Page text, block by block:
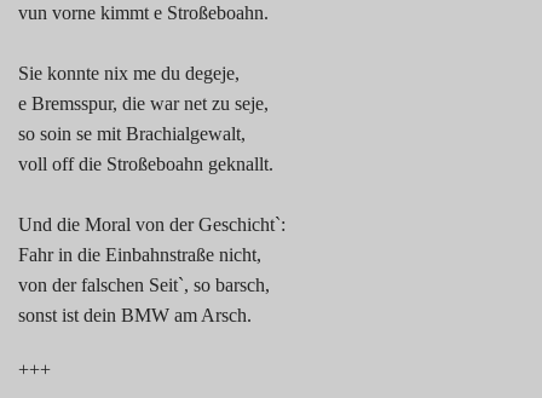
vun vorne kimmt e Stroßeboahn.
Sie konnte nix me du degeje,
e Bremsspur, die war net zu seje,
so soin se mit Brachialgewalt,
voll off die Stroßeboahn geknallt.
Und die Moral von der Geschicht`:
Fahr in die Einbahnstraße nicht,
von der falschen Seit`, so barsch,
sonst ist dein BMW am Arsch.
+++